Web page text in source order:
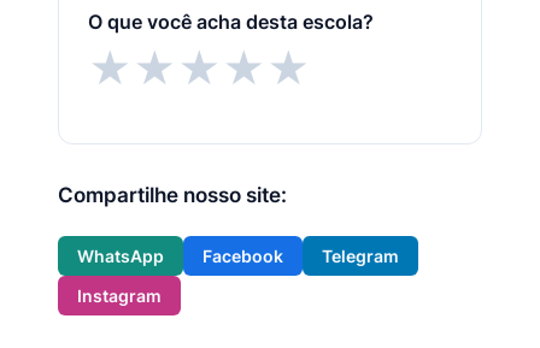
O que você acha desta escola?
★★★★★
Compartilhe nosso site:
WhatsApp Facebook
Telegram
Instagram